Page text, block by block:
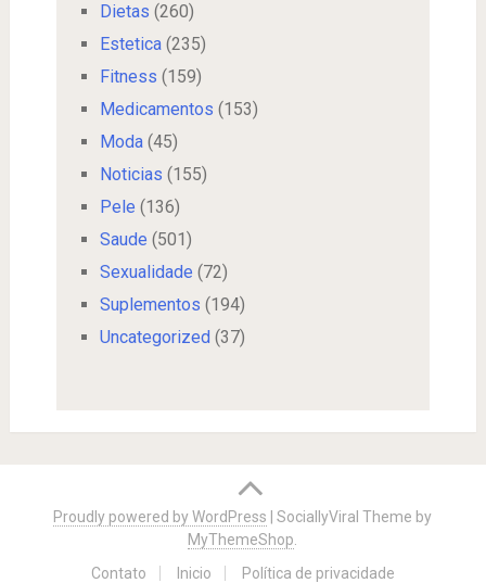
Dietas (260)
Estetica(235)
Fitness (159)
Medicamentos (153)
Moda(45)
Noticias (155)
Pele (136)
Saude (501)
Sexualidade (72)
Suplementos (194)
Uncategorized (37)
Proudly powered by WordPress |SociallyViral Theme by
MyThemeShop.
Contato
Inicio Política de privacidade